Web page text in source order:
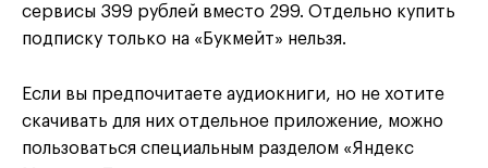
сервисы 399 рублей вместо 299. Отдельно купить
подписку только на «Букмейт» нельзя.
Если вы предпочитаете аудиокниги, но не хотите
скачивать для них отдельное приложение, можно
пользоваться специальным разделом «Яндекс